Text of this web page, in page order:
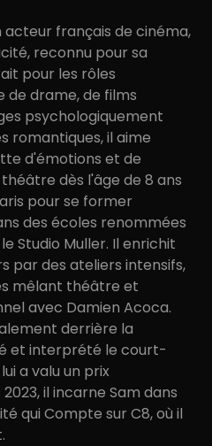
acteur français de cinéma,
reconnu pour sa
pour les rôles
de drame, de films
psychologiquement
romantiques, il aime
d'émotions et de
dès l'âge de 8 ans
pour se former
des écoles renommées
Studio Muller. Il enrichit
par des ateliers intensifs,
mêlant théâtre et
avec Damien Acoca.
derrière la
et interprété le court-
a valu un prix
il incarne Sam dans
qui Compte sur C8, où il